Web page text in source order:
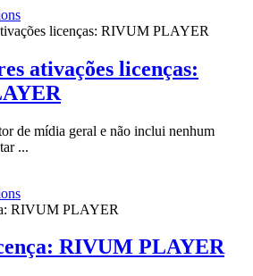
tem
várias
As
opções
podem
escolhidas
produto
ativações licenças:
de mídia geral e não inclui nenhum
...
tem
várias
As
opções RIVUM PLAYER